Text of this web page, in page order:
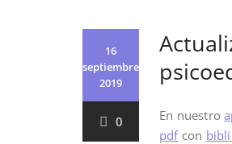
16
septiembre
2019
0 En nuestro
pdfcon